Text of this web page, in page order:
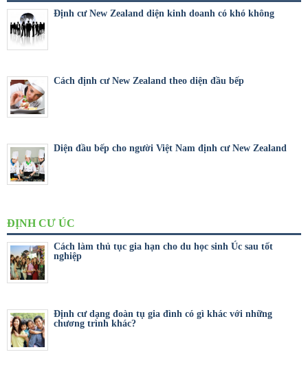
Định cư New Zealand diện kinh doanh có khó không
Cách định cư New Zealand theo diện đầu bếp
Diện đầu bếp cho người Việt Nam định cư New Zealand
ĐỊNH CƯ ÚC
Cách làm thủ tục gia hạn cho du học sinh Úc sau tốt
nghiệp
Định cư dạng đoàn tụ gia đình có gì khác với những
chương trình khác?